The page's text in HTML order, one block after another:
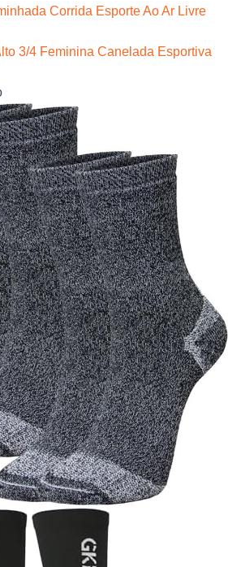
Corrida Esporte Ao Ar Livre
3/4 Feminina Canelada Esportiva